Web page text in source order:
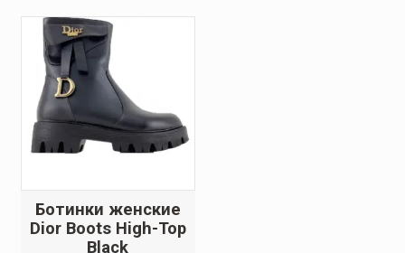
Ботинки женские
Dior Boots High-Top
Black